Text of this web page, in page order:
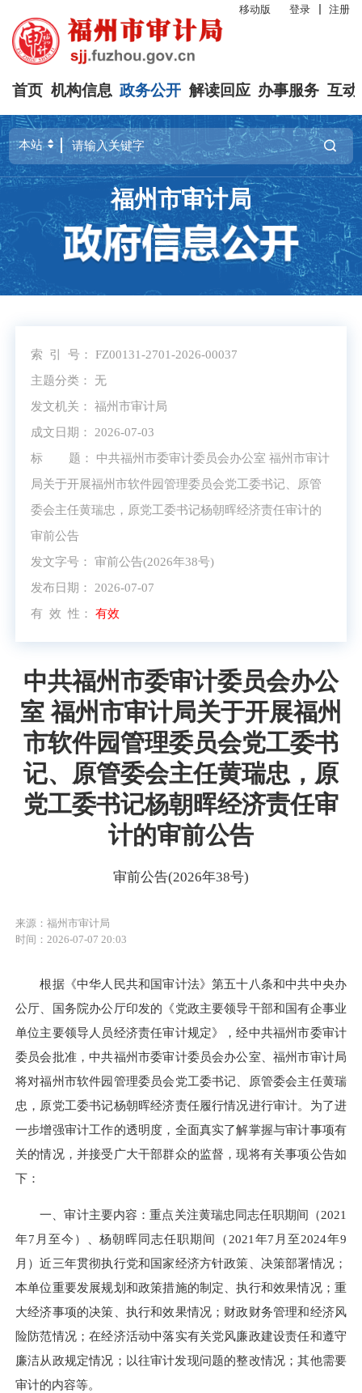
移动版 登录 注册
首页 机构信息 政务公开 解读回应 办事服务 互动
福州市审计局
索 引 号： FZ00131-2701-2026-00037
主题分类： 无
发文机关： 福州市审计局
成文日期： 2026-07-03
标 题： 中共福州市委审计委员会办公室 福州市审计
局关于开展福州市软件园管理委员会党工委书记、原管
委会主任黄瑞忠，原党工委书记杨朝晖经济责任审计的
审前公告
发文字号： 审前公告(2026年38号)
发布日期： 2026-07-07
有 效 性： 有效
中共福州市委审计委员会办公
室 福州市审计局关于开展福州
市软件园管理委员会党工委书
记、原管委会主任黄瑞忠，原
党工委书记杨朝晖经济责任审
计的审前公告
审前公告(2026年38号)
来源：福州市审计局
时间：2026-07-07 20:03
根据《中华人民共和国审计法》第五十八条和中共中央办
公厅、国务院办公厅印发的《党政主要领导干部和国有企事业
单位主要领导人员经济责任审计规定》，经中共福州市委审计
委员会批准，中共福州市委审计委员会办公室、福州市审计局
将对福州市软件园管理委员会党工委书记、原管委会主任黄瑞
忠，原党工委书记杨朝晖经济责任履行情况进行审计。为了进
一步增强审计工作的透明度，全面真实了解掌握与审计事项有
关的情况，并接受广大干部群众的监督，现将有关事项公告如
下：
一、审计主要内容：重点关注黄瑞忠同志任职期间（2021
年7月至今）、杨朝晖同志任职期间（2021年7月至2024年9
月）近三年贯彻执行党和国家经济方针政策、决策部署情况；
本单位重要发展规划和政策措施的制定、执行和效果情况；重
大经济事项的决策、执行和效果情况；财政财务管理和经济风
险防范情况；在经济活动中落实有关党风廉政建设责任和遵守
廉洁从政规定情况；以往审计发现问题的整改情况；其他需要
审计的内容等。